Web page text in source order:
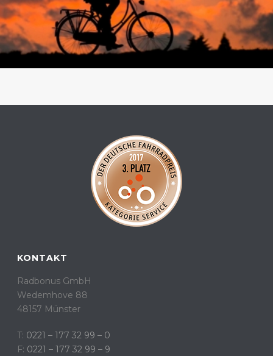
KONTAKT
Radbonus GmbH
Wedemhove 88
48157 Münster
T: 0221 – 177 32 99 – 0
F: 0221 – 177 32 99 – 9